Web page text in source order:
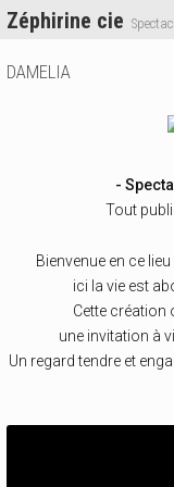
Zéphirine cie
DAMELIA
-
Tout
Bienvenue en ce
ici la vie est
Cette création
une invitation à
Un regard tendre et